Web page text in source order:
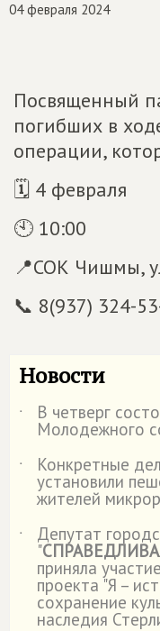
04 февраля 2024
Посвященный
погибших в
операции,
🗓 4 февраля
🕙 10:00
📍СОК Чишмы,
📞 8(937) 324-
Новости
˙ В четверг
Молодежного
˙
Конкретные
установили
жителей
˙
Депутат
"
приняла
проекта "Я –
сохранение
наследия